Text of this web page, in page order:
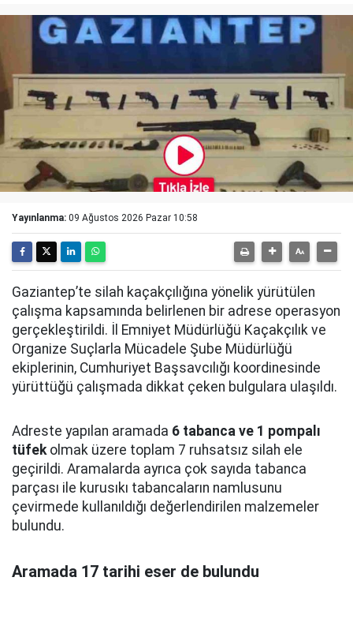
Yayınlanma: 09 Ağustos 2026 Pazar 10:58
Gaziantep’te silah kaçakçılığına yönelik yürütülen
çalışma kapsamında belirlenen bir adrese operasyon
gerçekleştirildi. İl Emniyet Müdürlüğü Kaçakçılık ve
Organize Suçlarla Mücadele Şube Müdürlüğü
ekiplerinin, Cumhuriyet Başsavcılığı koordinesinde
yürüttüğü çalışmada dikkat çeken bulgulara ulaşıldı.
Adreste yapılan aramada 6 tabanca ve 1 pompalı
tüfek olmak üzere toplam 7 ruhsatsız silah ele
geçirildi. Aramalarda ayrıca çok sayıda tabanca
parçası ile kurusıkı tabancaların namlusunu
çevirmede kullanıldığı değerlendirilen malzemeler
bulundu.
Aramada 17 tarihi eser de bulundu